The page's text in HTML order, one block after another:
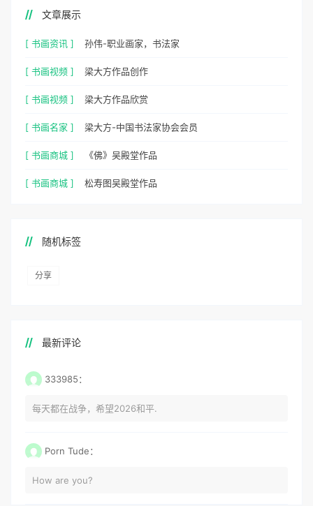
文章展示
[ 书画资讯 ] 孙伟-职业画家，书法家
[ 书画视频 ] 梁大方作品创作
[ 书画视频 ] 梁大方作品欣赏
[ 书画名家 ] 梁大方-中国书法家协会会员
[ 书画商城 ] 《佛》吴殿堂作品
[ 书画商城 ] 松寿图吴殿堂作品
随机标签
分享
最新评论
333985：
每天都在战争，希望2026和平.
Porn Tude：
How are you?